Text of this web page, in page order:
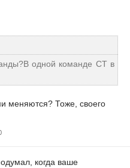
одной команде СТ в
меняются? Тоже, своего
когда ваше